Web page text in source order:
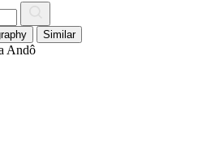
Similar
Andô